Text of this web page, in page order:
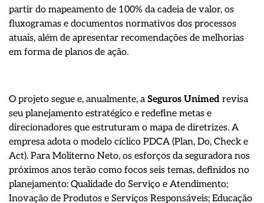
partir do mapeamento de 100% da cadeia de valor, os
fluxogramas e documentos normativos dos processos
atuais, além de apresentar recomendações de melhorias
em forma de planos de ação.
O projeto segue e, anualmente, a Seguros Unimed revisa
seu planejamento estratégico e redefine metas e
direcionadores que estruturam o mapa de diretrizes. A
empresa adota o modelo cíclico PDCA (Plan, Do, Check e
Act). Para Moliterno Neto, os esforços da seguradora nos
próximos anos terão como focos seis temas, definidos no
planejamento: Qualidade do Serviço e Atendimento;
Inovação de Produtos e Serviços Responsáveis; Educação